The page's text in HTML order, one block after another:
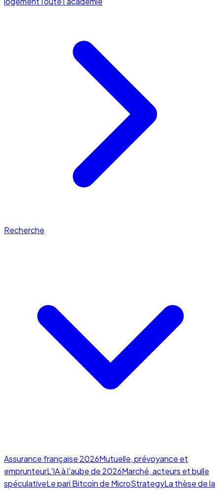
Recherche
Assurance française 2026Mutuelle, prévoyance et
emprunteurL'IA à l'aube de 2026Marché, acteurs et bulle
spéculativeLe pari Bitcoin de MicroStrategyLa thèse de la